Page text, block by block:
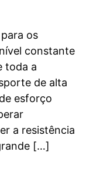
os
constante
toda a
de alta
esforço
a resistência
[…]